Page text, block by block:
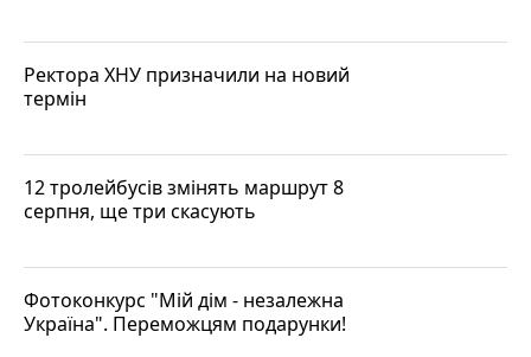
Ректора ХНУ призначили на новий
термін
12 тролейбусів змінять маршрут 8
серпня, ще три скасують
Фотоконкурс "Мій дім - незалежна
Україна". Переможцям подарунки!